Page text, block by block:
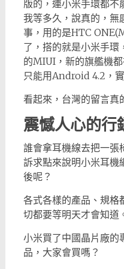
版的，連小米手環都不
我等多久，說真的，無
事，用的是HTC
了，搭的就是小米手環
的MIUI，新的旗艦機
只能用Android 4.2，
看起來，台灣的留言真
震憾人心的行
誰會拿耳機線去把一張
訴求點來說明小米耳機
後呢？
各式各樣的產品、規格
切都要等明天才會知道
小米買了中國晶片廠的
品，大家會買嗎？